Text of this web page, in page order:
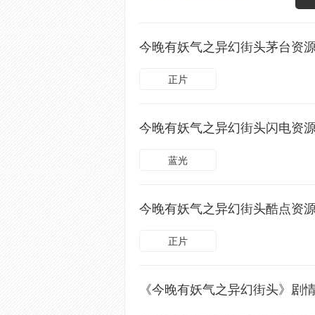
今晚有妖气之异幻街头茅台资
正片
今晚有妖气之异幻街头闪电资
蓝光
今晚有妖气之异幻街头酷点资
正片
《今晚有妖气之异幻街头》剧